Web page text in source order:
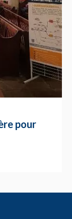
pour